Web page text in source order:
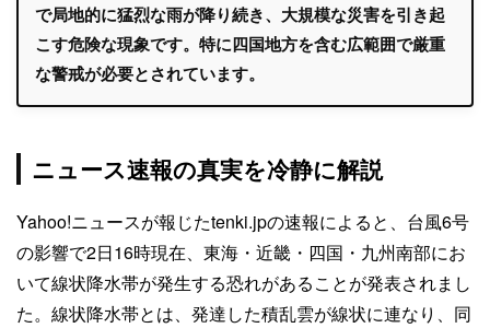
で局地的に猛烈な雨が降り続き、大規模な災害を引き起
こす危険な現象です。特に四国地方を含む広範囲で厳重
な警戒が必要とされています。
ニュース速報の真実を冷静に解説
Yahoo!ニュースが報じたtenki.jpの速報によると、台風6号
の影響で2日16時現在、東海・近畿・四国・九州南部にお
いて線状降水帯が発生する恐れがあることが発表されまし
た。線状降水帯とは、発達した積乱雲が線状に連なり、同